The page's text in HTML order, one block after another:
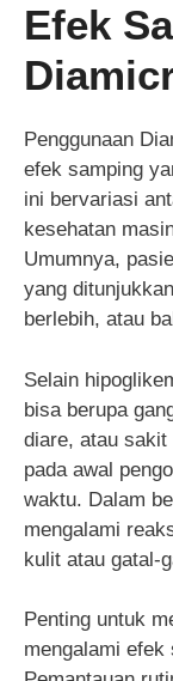
Efek
Penggunaan
efek samping
ini bervariasi
kesehatan
Umumnya,
yang
berlebih, atau
Selain
bisa berupa
diare, atau
pada awal
waktu. Dalam
mengalami
kulit atau gatal-
Penting untuk
mengalami efek